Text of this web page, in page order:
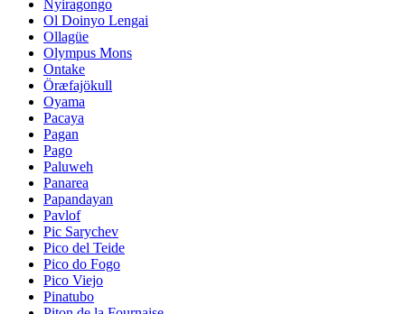
Nyiragongo
Ol Doinyo Lengai
Ollagüe
Olympus Mons
Ontake
Öræfajökull
Oyama
Pacaya
Pagan
Pago
Paluweh
Panarea
Papandayan
Pavlof
Pic Sarychev
Pico del Teide
Pico do Fogo
Pico Viejo
Pinatubo